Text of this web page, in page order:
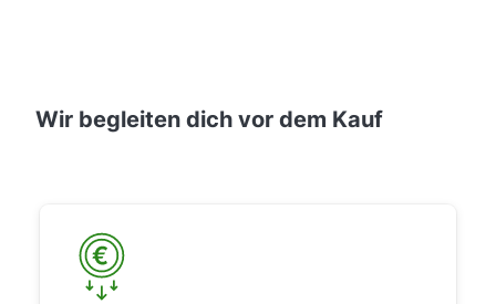
Wir begleiten dich vor dem Kauf